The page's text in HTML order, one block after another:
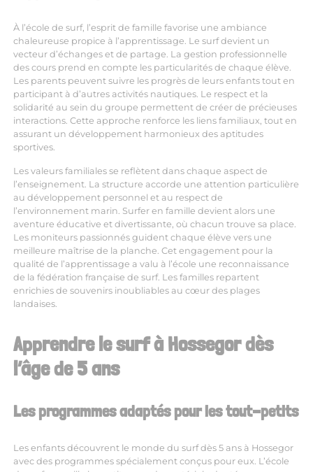
À l’école de surf, l’esprit de famille favorise une ambiance
chaleureuse propice à l’apprentissage. Le surf devient un
vecteur d’échanges et de partage. La gestion professionnelle
des cours prend en compte les particularités de chaque élève.
Les parents peuvent suivre les progrès de leurs enfants tout en
participant à d’autres activités nautiques. Le respect et la
solidarité au sein du groupe permettent de créer de précieuses
interactions. Cette approche renforce les liens familiaux, tout en
assurant un développement harmonieux des aptitudes
sportives.
Les valeurs familiales se reflètent dans chaque aspect de
l’enseignement. La structure accorde une attention particulière
au développement personnel et au respect de
l’environnement marin. Surfer en famille devient alors une
aventure éducative et divertissante, où chacun trouve sa place.
Les moniteurs passionnés guident chaque élève vers une
meilleure maîtrise de la planche. Cet engagement pour la
qualité de l’apprentissage a valu à l’école une reconnaissance
de la fédération française de surf. Les familles repartent
enrichies de souvenirs inoubliables au cœur des plages
landaises.
Apprendre le surf à Hossegor dès
l’âge de 5 ans
Les programmes adaptés pour les tout-petits
Les enfants découvrent le monde du surf dès 5 ans à Hossegor
avec des programmes spécialement conçus pour eux. L’école